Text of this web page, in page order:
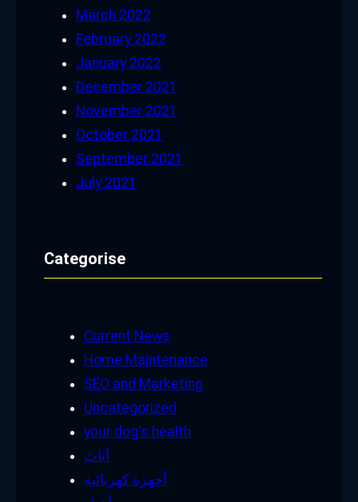
March 2022
February 2022
January 2022
December 2021
November 2021
October 2021
September 2021
July 2021
Categorise
Current News
Home Maintenance
SEO and Marketing
Uncategorized
your dog's health
أثاث
أجهزة كهربائية